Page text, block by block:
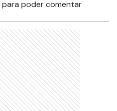
para poder comentar